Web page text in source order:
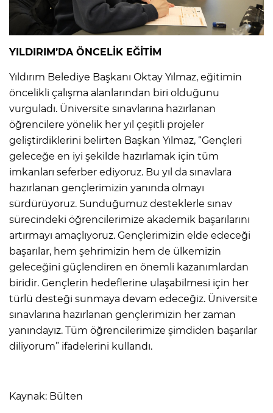
YILDIRIM’DA ÖNCELİK EĞİTİM
Yıldırım Belediye Başkanı Oktay Yılmaz, eğitimin
öncelikli çalışma alanlarından biri olduğunu
vurguladı. Üniversite sınavlarına hazırlanan
öğrencilere yönelik her yıl çeşitli projeler
geliştirdiklerini belirten Başkan Yılmaz, “Gençleri
geleceğe en iyi şekilde hazırlamak için tüm
imkanları seferber ediyoruz. Bu yıl da sınavlara
hazırlanan gençlerimizin yanında olmayı
sürdürüyoruz. Sunduğumuz desteklerle sınav
sürecindeki öğrencilerimize akademik başarılarını
artırmayı amaçlıyoruz. Gençlerimizin elde edeceği
başarılar, hem şehrimizin hem de ülkemizin
geleceğini güçlendiren en önemli kazanımlardan
biridir. Gençlerin hedeflerine ulaşabilmesi için her
türlü desteği sunmaya devam edeceğiz. Üniversite
sınavlarına hazırlanan gençlerimizin her zaman
yanındayız. Tüm öğrencilerimize şimdiden başarılar
diliyorum” ifadelerini kullandı.
Kaynak: Bülten